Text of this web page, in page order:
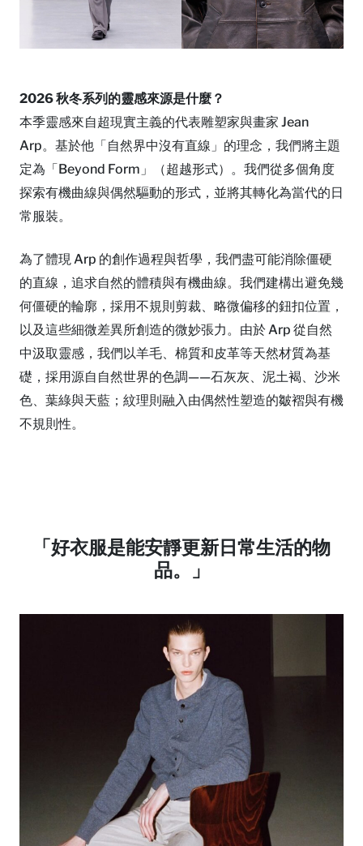
2026 秋冬系列的靈感來源是什麼？
本季靈感來自超現實主義的代表雕塑家與畫家 Jean
Arp。基於他「自然界中沒有直線」的理念，我們將主題
定為「Beyond Form」（超越形式）。我們從多個角度
探索有機曲線與偶然驅動的形式，並將其轉化為當代的日
常服裝。
為了體現 Arp 的創作過程與哲學，我們盡可能消除僵硬
的直線，追求自然的體積與有機曲線。我們建構出避免幾
何僵硬的輪廓，採用不規則剪裁、略微偏移的鈕扣位置，
以及這些細微差異所創造的微妙張力。由於 Arp 從自然
中汲取靈感，我們以羊毛、棉質和皮革等天然材質為基
礎，採用源自自然世界的色調——石灰灰、泥土褐、沙米
色、葉綠與天藍；紋理則融入由偶然性塑造的皺褶與有機
不規則性。
「好衣服是能安靜更新日常生活的物
品。」